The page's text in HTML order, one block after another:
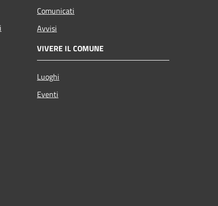
Comunicati
Avvisi
VIVERE IL COMUNE
Luoghi
Eventi